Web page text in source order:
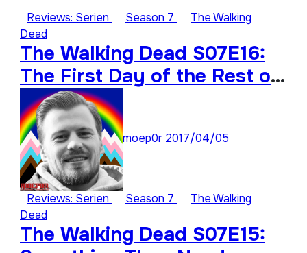
Reviews: Serien Season 7
The Walking
Dead
The Walking Dead S07E16:
The First Day of the Rest of
Your Life
moep0r 2017/04/05
Reviews: Serien Season 7
The Walking
Dead
The Walking Dead S07E15: